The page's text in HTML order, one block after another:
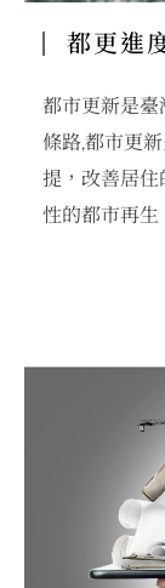
都更進
都市更新是臺
條路,都市更
提，改善居
性的都市再
益，可以減